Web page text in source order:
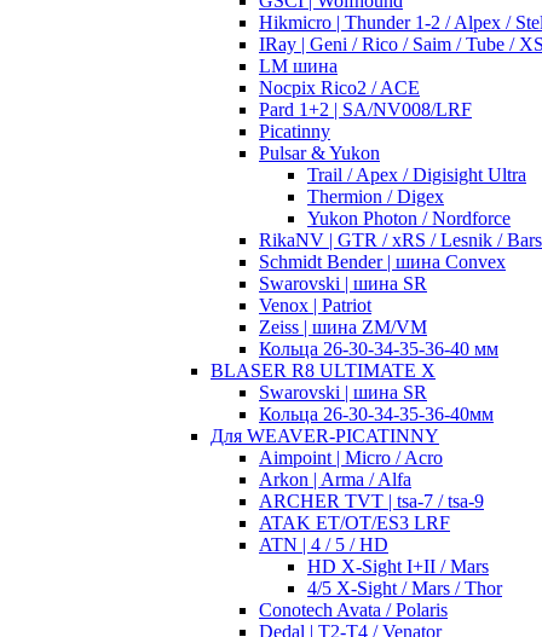
Hikmicro | Thunder 1-2 / Alpex /
IRay | Geni / Rico / Saim / Tube /
LM шина
Nocpix Rico2 / ACE
Pard 1+2 | SA/NV008/LRF
Picatinny
Pulsar & Yukon
Trail / Apex / Digisight Ultra
Thermion / Digex
Yukon Photon / Nordforce
RikaNV | GTR / xRS / Lesnik /
Schmidt Bender | шина Convex
Swarovski | шина SR
Venox | Patriot
Zeiss | шина ZM/VM
Кольца 26-30-34-35-36-40 мм
BLASER R8 ULTIMATE X
Swarovski | шина SR
Кольца 26-30-34-35-36-40мм
Для WEAVER-PICATINNY
Aimpoint | Micro / Acro
Arkon | Arma / Alfa
ARCHER TVT | tsa-7 / tsa-9
ATAK ET/OT/ES3 LRF
ATN | 4 / 5 / HD
HD X-Sight I+II / Mars
4/5 X-Sight / Mars / Thor
Conotech Avata / Polaris
Dedal | T2-T4 / Venator